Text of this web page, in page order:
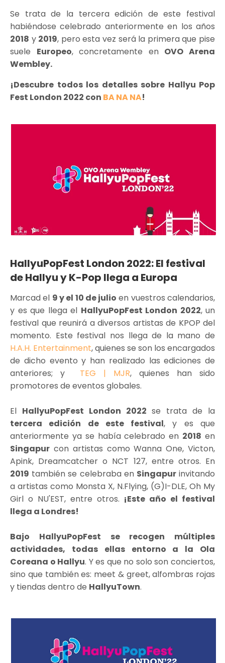
Se trata de la tercera edición de este festival
habiéndose celebrado anteriormente en los años
2018 y 2019, pero esta vez será la primera que pise
suele Europeo, concretamente en OVO Arena
Wembley.
¡Descubre todos los detalles sobre Hallyu Pop
Fest London 2022 con BA NA NA!
HallyuPopFest London 2022: El festival
de Hallyu y K-Pop llega a Europa
Marcad el 9 y el 10 de julio en vuestros calendarios,
y es que llega el HallyuPopFest London 2022, un
festival que reunirá a diversos artistas de KPOP del
momento. Este festival nos llega de la mano de
H.A.H. Entertainment, quienes se son los encargados
de dicho evento y han realizado las ediciones de
anteriores; y TEG | MJR, quienes han sido
promotores de eventos globales.
El HallyuPopFest London 2022 se trata de la
tercera edición de este festival, y es que
anteriormente ya se había celebrado en 2018 en
Singapur con artistas como Wanna One, Victon,
Apink, Dreamcatcher o NCT 127, entre otros. En
2019 también se celebraba en Singapurinvitando
a artistas como Monsta X, N.Flying, (G)I-DLE, Oh My
Girl o NU'EST, entre otros. ¡Este año el festival
llega a Londres!
Bajo HallyuPopFest se recogen múltiples
actividades, todas ellas entorno a la Ola
Coreana o Hallyu. Y es que no solo son conciertos,
sino que también es: meet & greet, alfombras rojas
y tiendas dentro de HallyuTown.